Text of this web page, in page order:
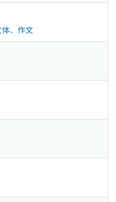
．作文